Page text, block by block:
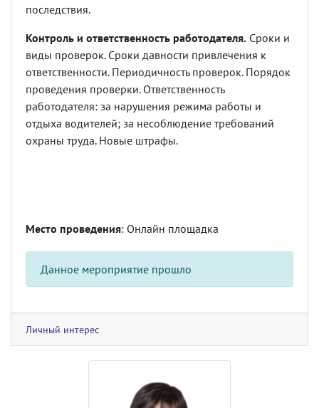
последствия.
Контроль и ответственность работодателя. Сроки и
виды проверок. Сроки давности привлечения к
ответственности. Периодичность проверок. Порядок
проведения проверки. Ответственность
работодателя: за нарушения режима работы и
отдыха водителей; за несоблюдение требований
охраны труда. Новые штрафы.
Место проведения: Онлайн площадка
Данное мероприятие прошло
Личный интерес